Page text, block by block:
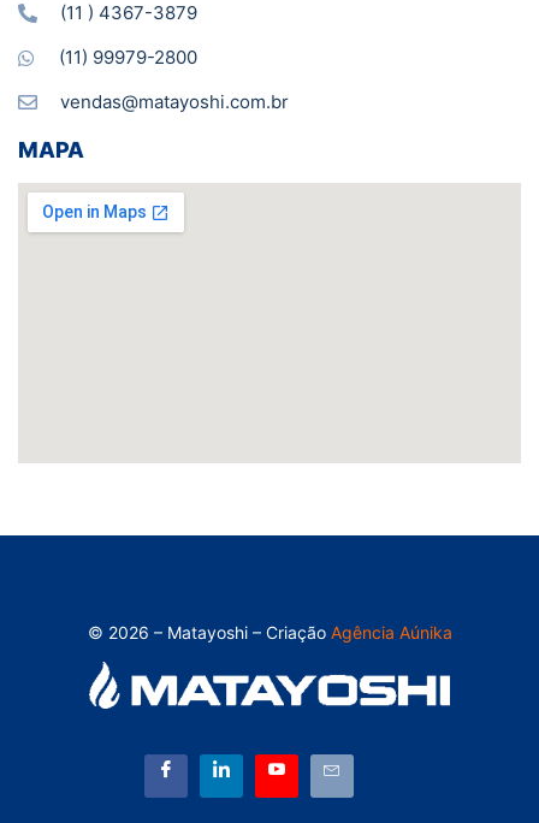
(11 ) 4367-3879
(11) 99979-2800
vendas@matayoshi.com.br
MAPA
© 2026 – Matayoshi – Criação Agência Aúnika